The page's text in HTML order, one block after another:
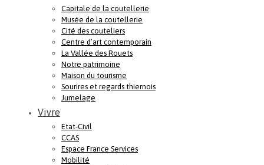
Capitale de la coutellerie
Musée de la coutellerie
Cité des couteliers
Centre d’art contemporain
La Vallée des Rouets
Notre patrimoine
Maison du tourisme
Sourires et regards thiernois
Jumelage
Vivre
Etat-Civil
CCAS
Espace France Services
Mobilité